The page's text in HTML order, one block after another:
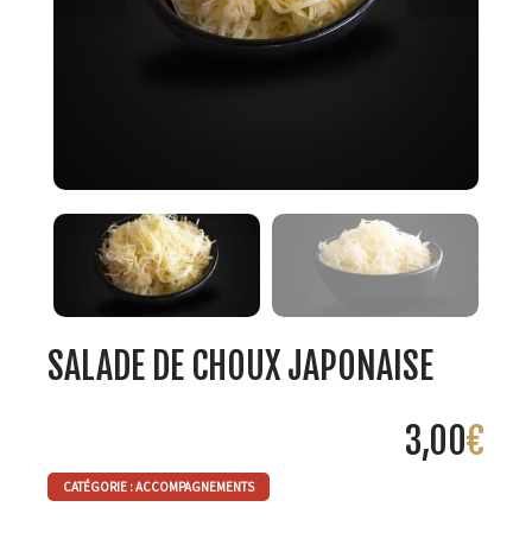
SALADE DE CHOUX JAPONAISE
3,00€
CATÉGORIE :ACCOMPAGNEMENTS